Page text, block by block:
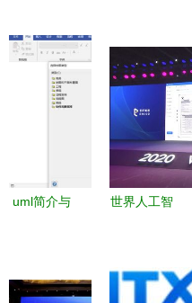
uml简介与
世界人工智
云扩科技五